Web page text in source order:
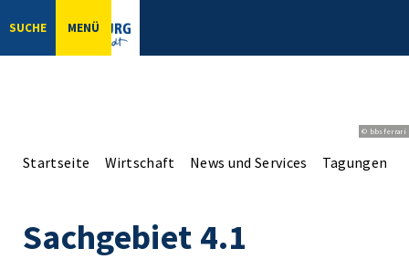
SUCHE MENÜ
© bbsferrari
Startseite Wirtschaft News und Services Tagungen
Sachgebiet 4.1